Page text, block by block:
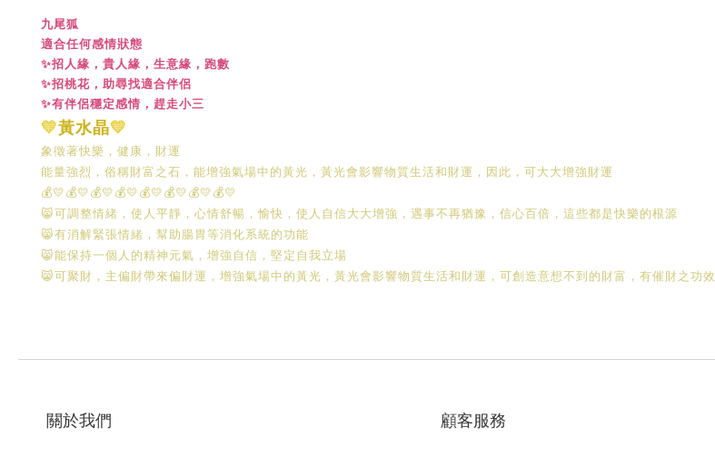
九尾狐
適合任何感情狀態
✨招人緣，貴人緣，生意緣，跑數
✨招桃花，助尋找適合伴侶
✨有伴侶穩定感情，趕走小三
💛黃水晶💛
象徵著快樂，健康，財運
能量強烈，俗稱財富之石，能增強氣場中的黃光，黃光會影響物質生活和財運，因此，可大大增強財運
💰💛💰💛💰💛💰💛💰💛💰💛💰💛💰💛
😸可調整情緒，使人平靜，心情舒暢，愉快，使人自信大大增強，遇事不再猶豫，信心百倍，這些都是快樂的根源
😸有消解緊張情緒，幫助腸胃等消化系統的功能
😸能保持一個人的精神元氣，增強自信，堅定自我立場
😸可聚財，主偏財帶來偏財運，增強氣場中的黃光，黃光會影響物質生活和財運，可創造意想不到的財富，有催財之功效
關於我們 顧客服務